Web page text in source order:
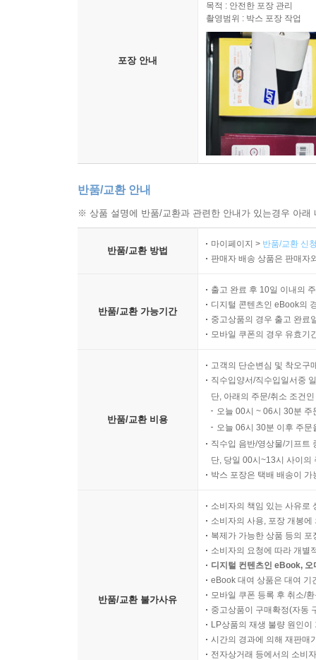
포장 안내
목적 : 안전한 포장 관리
촬영범위 : 박스 포장 작업
반품/교환 안내
※ 상품 설명에 반품/교환과 관련한 안내가 있는경우 아
반품/교환 방법
마이페이지 > 반품/교환 신
판매자 배송 상품은 판매자
반품/교환 가능기간
출고 완료 후 10일 이내의
디지털 콘텐츠인 eBook의
중고상품의 경우 출고 완료
모바일 쿠폰의 경우 유효기
반품/교환 비용
고객의 단순변심 및 착오구
직수입양서/직수입일서중
단, 아래의 주문/취소 조건
오늘 00시 ~ 06시 30분
오늘 06시 30분 이후 주
직수입 음반/영상물/기프트
단, 당일 00시~13시 사이의
박스 포장은 택배 배송이
반품/교환 불가사유
소비자의 책임 있는 사유로
소비자의 사용, 포장 개봉
복제가 가능한 상품 등의
소비자의 요청에 따라 개별
디지털 컨텐츠인 eBook,
eBook 대여 상품은 대여 기
모바일 쿠폰 등록 후 취소/
중고상품이 구매확정(자동
LP상품의 재생 불량 원인
시간의 경과에 의해 재판매
전자상거래 등에서의 소비